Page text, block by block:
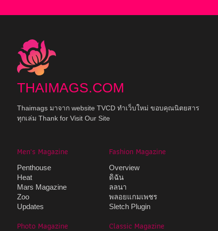
THAIMAGS.COM
Thaimags มาจาก website TVCD ทำเว็บใหม่ ขอบคุณนิตยสาร
ทุกเล่ม Thank for Visit Our Site
Men's Magazine
Penthouse
Heat
Mars Magazine
Zoo
Updates
Fashion Magazine
Overview
ดิฉัน
ลลนา
พลอยแกมเพชร
Sletch Plugin
Photo Magazine Classic Magazine